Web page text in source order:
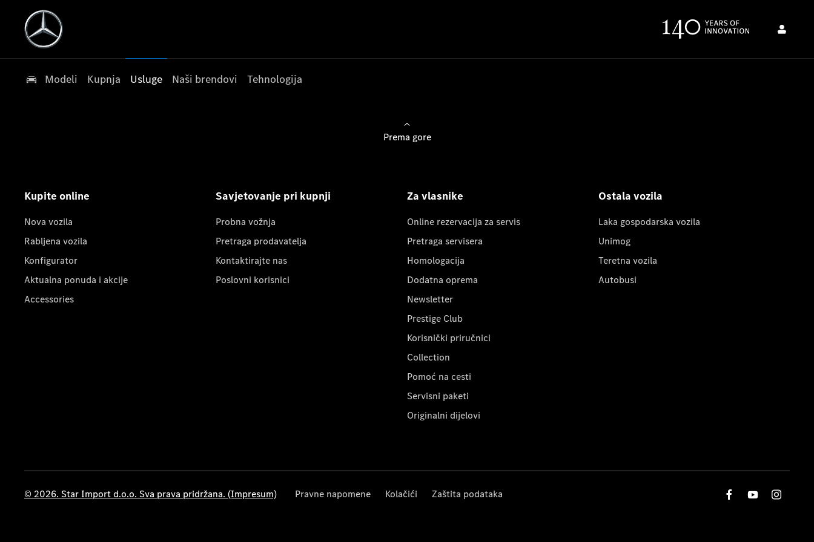
Modeli Kupnja Usluge Naši brendovi Tehnologija
Prema gore
Kupite online
Nova vozila
Rabljena vozila
Konfigurator
Aktualna ponuda i akcije
Accessories
Savjetovanje pri kupnji
Probna vožnja
Pretraga prodavatelja
Kontaktirajte nas
Poslovni korisnici
Za vlasnike
Online rezervacija za servis
Pretraga servisera
Homologacija
Dodatna oprema
Newsletter
Prestige Club
Korisnički priručnici
Collection
Pomoć na cesti
Servisni paketi
Originalni dijelovi
Ostala vozila
Laka gospodarska vozila
Unimog
Teretna vozila
Autobusi
© 2026. Star Import d.o.o. Sva prava pridržana. (Impresum) Pravne napomene Kolačići Zaštita podataka